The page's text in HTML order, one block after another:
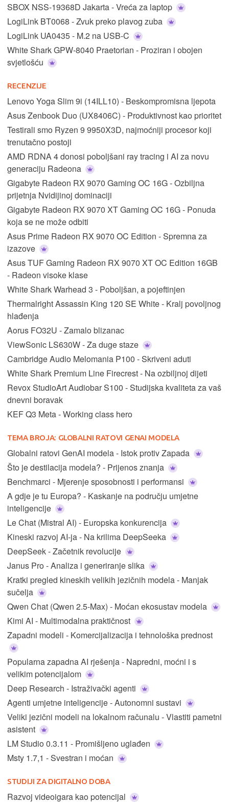
SBOX NSS-19368D Jakarta - Vreća za laptop
LogiLink BT0068 - Zvuk preko plavog zuba
LogiLink UA0435 - M.2 na USB-C
White Shark GPW-8040 Praetorian - Proziran i obojen
svjetlošću
RECENZIJE
Lenovo Yoga Slim 9i (14ILL10) - Beskompromisna ljepota
Asus Zenbook Duo (UX8406C) - Produktivnost kao prioritet
Testirali smo Ryzen 9 9950X3D, najmoćniji procesor koji
trenutačno postoji
AMD RDNA 4 donosi poboljšani ray tracing i AI za novu
generaciju Radeona
Gigabyte Radeon RX 9070 Gaming OC 16G - Ozbiljna
prijetnja Nvidijinoj dominaciji
Gigabyte Radeon RX 9070 XT Gaming OC 16G - Ponuda
koja se ne može odbiti
Asus Prime Radeon RX 9070 OC Edition - Spremna za
izazove
Asus TUF Gaming Radeon RX 9070 XT OC Edition 16GB
- Radeon visoke klase
White Shark Warhead 3 - Poboljšan, a pojeftinjen
Thermalright Assassin King 120 SE White - Kralj povoljnog
hlađenja
Aorus FO32U - Zamalo blizanac
ViewSonic LS630W - Za duge staze
Cambridge Audio Melomania P100 - Skriveni aduti
White Shark Premium Line Firecrest - Na ozbiljnoj dijeti
Revox StudioArt Audiobar S100 - Studijska kvaliteta za vaš
dnevni boravak
KEF Q3 Meta - Working class hero
TEMA BROJA: GLOBALNI RATOVI GENAI MODELA
Globalni ratovi GenAI modela - Istok protiv Zapada
Što je destilacija modela? - Prijenos znanja
Benchmarci - Mjerenje sposobnosti i performansi
A gdje je tu Europa? - Kaskanje na području umjetne
inteligencije
Le Chat (Mistral AI) - Europska konkurencija
Kineski razvoj AI-ja - Na krilima DeepSeeka
DeepSeek - Začetnik revolucije
Janus Pro - Analiza i generiranje slika
Kratki pregled kineskih velikih jezičnih modela - Manjak
sučelja
Qwen Chat (Qwen 2.5-Max) - Moćan ekosustav modela
Kimi AI - Multimodalna praktičnost
Zapadni modeli - Komercijalizacija i tehnološka prednost
Popularna zapadna AI rješenja - Napredni, moćni i s
velikim potencijalom
Deep Research - Istraživački agenti
Agenti umjetne inteligencije - Autonomni sustavi
Veliki jezični modeli na lokalnom računalu - Vlastiti pametni
asistent
LM Studio 0.3.11 - Promišljeno uglađen
Msty 1.7,1 - Svestran i moćan
STUDIJI ZA DIGITALNO DOBA
Razvoj videoigara kao potencijal